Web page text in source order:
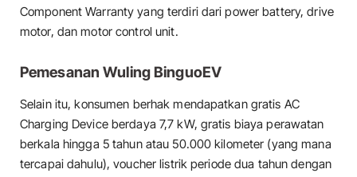
Component Warranty yang terdiri dari power battery, drive
motor, dan motor control unit.
Pemesanan Wuling BinguoEV
Selain itu, konsumen berhak mendapatkan gratis AC
Charging Device berdaya 7,7 kW, gratis biaya perawatan
berkala hingga 5 tahun atau 50.000 kilometer (yang mana
tercapai dahulu), voucher listrik periode dua tahun dengan